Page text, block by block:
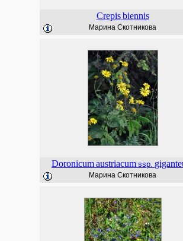
Crepis biennis
Марина Скотникова
Doronicumaustriacum ssp.
Марина Скотникова